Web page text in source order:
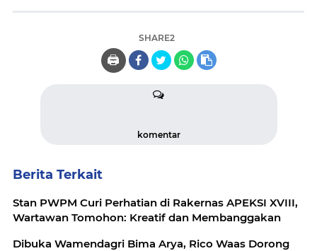
SHARE2
🖨️
komentar
Berita Terkait
Stan PWPM Curi Perhatian di Rakernas APEKSI XVIII,
Wartawan Tomohon: Kreatif dan Membanggakan
Dibuka Wamendagri Bima Arya, Rico Waas Dorong